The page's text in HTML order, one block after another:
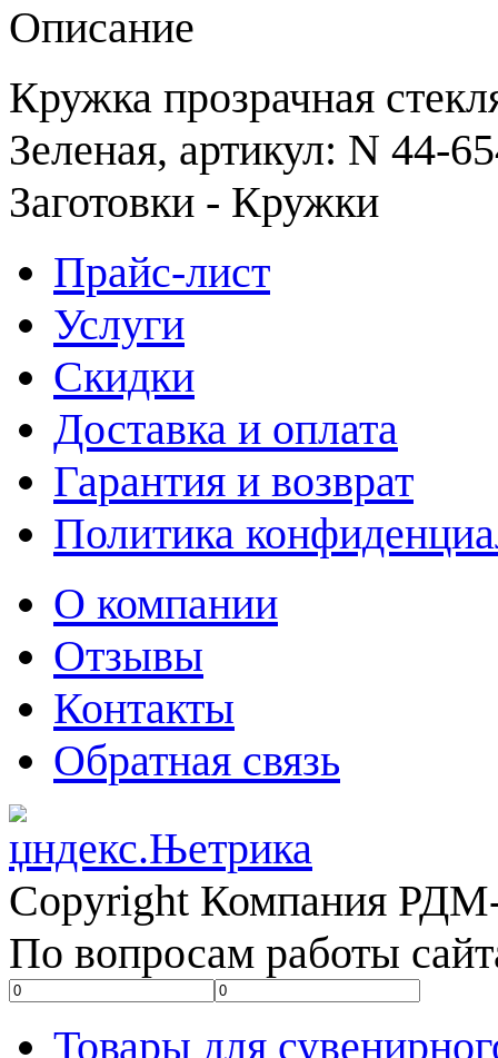
Описание
Кружка прозрачная
Зеленая, артикул: N 44-
Заготовки - Кружки
Прайс-лист
Услуги
Скидки
Доставка и оплата
Гарантия и возврат
Политика
О компании
Отзывы
Контакты
Обратная связь
Copyright Компания
По вопросам работы
Товары для